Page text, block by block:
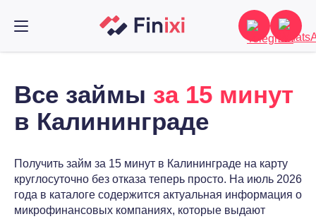
Все займы за 15 минут
в Калининграде
Получить займ за 15 минут в Калининграде на карту
круглосуточно без отказа теперь просто. На июль 2026
года в каталоге содержится актуальная информация о
микрофинансовых компаниях, которые выдают